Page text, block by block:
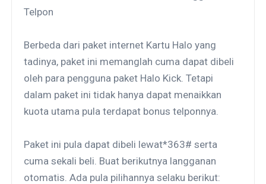
Telpon
Berbeda dari paket internet Kartu Halo yang
tadinya, paket ini memanglah cuma dapat dibeli
oleh para pengguna paket Halo Kick. Tetapi
dalam paket ini tidak hanya dapat menaikkan
kuota utama pula terdapat bonus telponnya.
Paket ini pula dapat dibeli lewat*363# serta
cuma sekali beli. Buat berikutnya langganan
otomatis. Ada pula pilihannya selaku berikut: